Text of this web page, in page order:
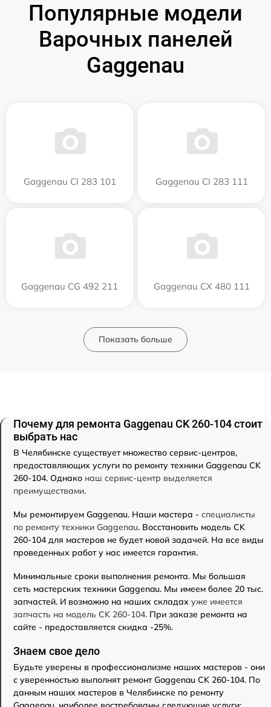
Популярные модели
Варочных панелей
Gaggenau
Gaggenau CI 283 101 Gaggenau CI 283 111
Gaggenau CG 492 211 Gaggenau CX 480 111
Показать больше
Почему для ремонта Gaggenau CK 260-104 стоит
выбрать нас
В Челябинске существует множество сервис-центров,
предоставляющих услуги по ремонту техники Gaggenau CK
260-104. Однако наш сервис-центр выделяется
преимуществами.
Мы ремонтируем Gaggenau. Наши мастера - специалисты
по ремонту техники Gaggenau. Восстановить модель CK
260-104 для мастеров не будет новой задачей. На все виды
проведенных работ у нас имеется гарантия.
Минимальные сроки выполнения ремонта. Мы большая
сеть мастерских техники Gaggenau. Мы имеем более 20 тыс.
запчастей. И возможно на наших складах уже имеется
запчасть на модель CK 260-104. При заказе ремонта на
сайте - предоставляется скидка -25%.
Знаем свое дело
Будьте уверены в профессионализме наших мастеров - они
с уверенностью выполнят ремонт Gaggenau CK 260-104. По
данным наших мастеров в Челябинске по ремонту